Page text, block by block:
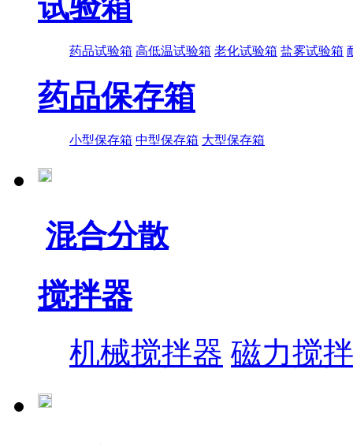
药品试验箱 高低温试验箱 老化试验箱 盐雾试验箱
药品保存箱
小型保存箱 中型保存箱 大型保存箱
混合分散
搅拌器
机械搅拌器 磁力搅